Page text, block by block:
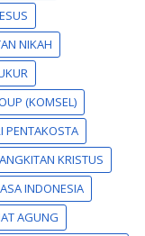
NIKAH
(KOMSEL)
PENTAKOSTA
KRISTUS
INDONESIA
AGUNG